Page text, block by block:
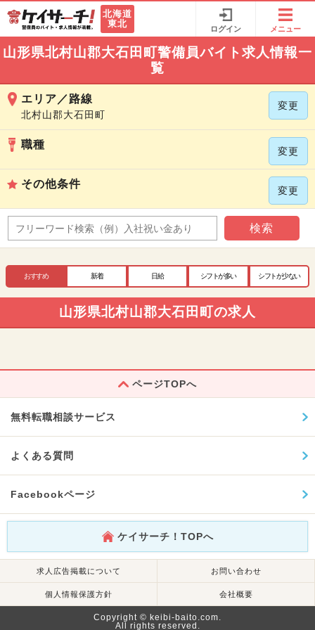
北海道
東北
ログイン メニュー
山形県北村山郡大石田町警備員バイト求人情報一
覧
エリア／路線
北村山郡大石田町
変更
職種
変更
その他条件
変更
検索
おすすめ 新着 日給 シフトが多い シフトが少ない
山形県北村山郡大石田町の求人
ページTOPへ
無料転職相談サービス
よくある質問
Facebookページ
ケイサーチ！TOPへ
求人広告掲載について お問い合わせ
個人情報保護方針 会社概要
Copyright © keibi-baito.com.
All rights reserved.